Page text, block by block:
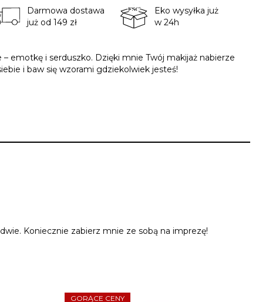
Darmowa dostawa
już od 149 zł
Eko wysyłka już
w 24h
emotkę i serduszko. Dzięki mnie Twój makijaż nabierze
i baw się wzorami gdziekolwiek jesteś!
Koniecznie zabierz mnie ze sobą na imprezę!
GORĄCE CENY